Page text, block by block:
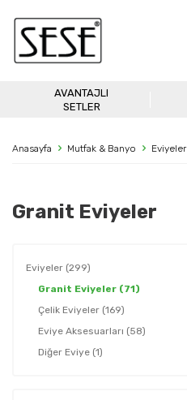
AVANTAJLI
SETLER
Anasayfa Mutfak & Banyo Eviyeler
Granit Eviyeler
Eviyeler (299)
Granit Eviyeler (71)
Çelik Eviyeler (169)
Eviye Aksesuarları (58)
Diğer Eviye (1)